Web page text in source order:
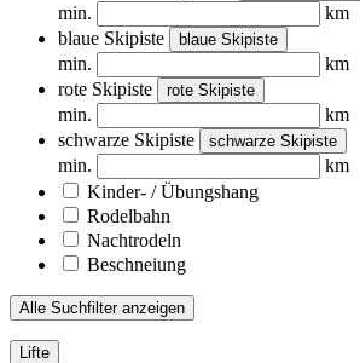
min.
km
blaue Skipiste
blaue Skipiste
min.
km
rote Skipiste
rote Skipiste
min.
km
schwarze Skipiste
schwarze Skipiste
min.
km
Kinder- / Übungshang
Rodelbahn
Nachtrodeln
Beschneiung
Alle Suchfilter anzeigen
Lifte